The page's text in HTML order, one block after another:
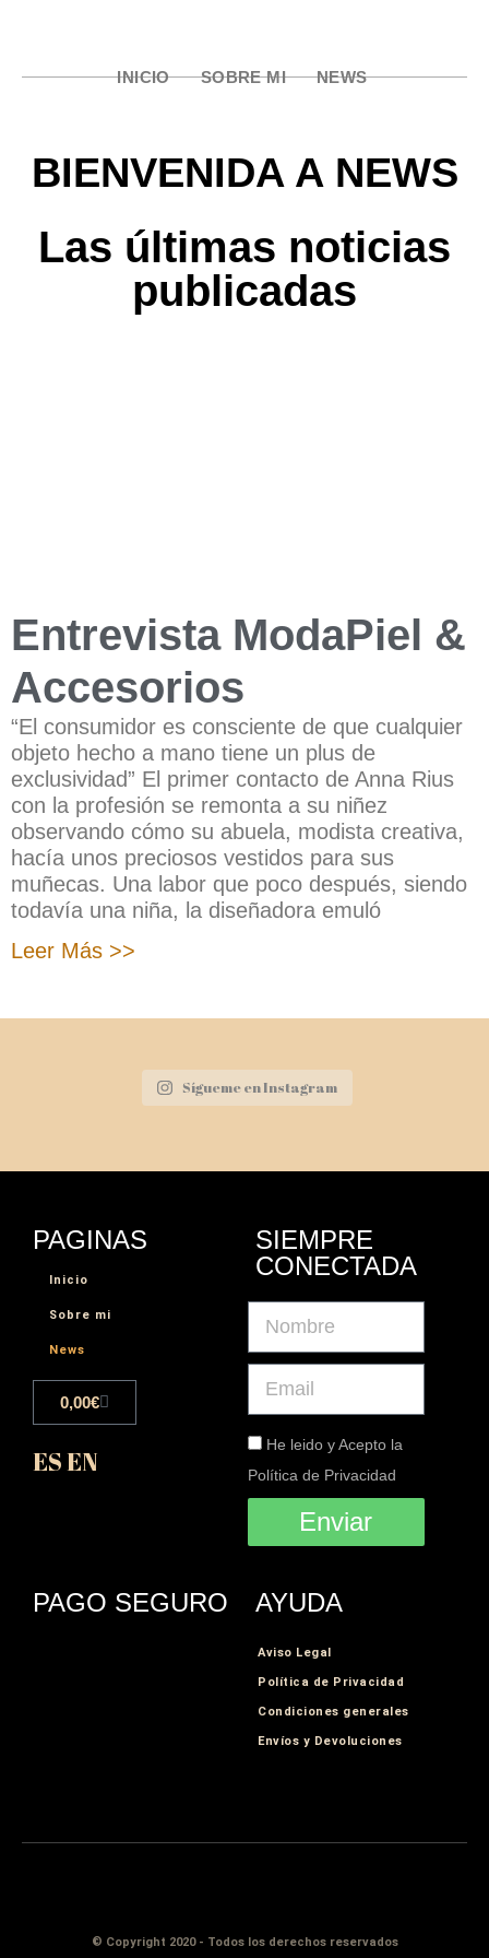
INICIO SOBRE MI NEWS
BIENVENIDA A NEWS
Las últimas noticias
publicadas
Entrevista ModaPiel &
Accesorios
“El consumidor es consciente de que cualquier
objeto hecho a mano tiene un plus de
exclusividad” El primer contacto de Anna Rius
con la profesión se remonta a su niñez
observando cómo su abuela, modista creativa,
hacía unos preciosos vestidos para sus
muñecas. Una labor que poco después, siendo
todavía una niña, la diseñadora emuló
Leer Más >>
Sígueme en Instagram
PAGINAS
Inicio
Sobre mi
News
0,00€
ESEN
SIEMPRE
CONECTADA
He leido y Acepto la
Política de Privacidad
Enviar
PAGO SEGURO AYUDA
Aviso Legal
Política de Privacidad
Condiciones generales
Envíos y Devoluciones
© Copyright 2020 - Todos los derechos reservados